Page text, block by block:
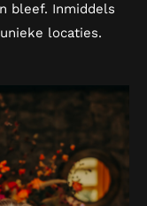
bleef. Inmiddels
locaties.